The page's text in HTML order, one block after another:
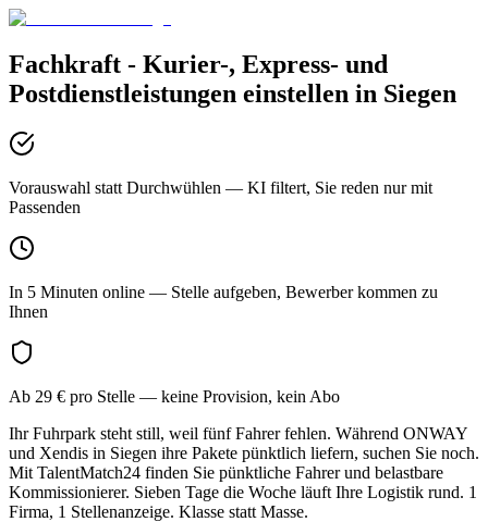
Fachkraft - Kurier-, Express- und
Postdienstleistungen einstellen in Siegen
Vorauswahl statt Durchwühlen — KI filtert, Sie reden nur mit
Passenden
In 5 Minuten online — Stelle aufgeben, Bewerber kommen zu
Ihnen
Ab 29 € pro Stelle — keine Provision, kein Abo
Ihr Fuhrpark steht still, weil fünf Fahrer fehlen. Während ONWAY
und Xendis in Siegen ihre Pakete pünktlich liefern, suchen Sie noch.
Mit TalentMatch24 finden Sie pünktliche Fahrer und belastbare
Kommissionierer. Sieben Tage die Woche läuft Ihre Logistik rund. 1
Firma, 1 Stellenanzeige. Klasse statt Masse.